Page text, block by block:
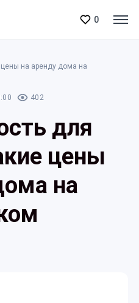
0
на аренду дома на
402
для
цены
на